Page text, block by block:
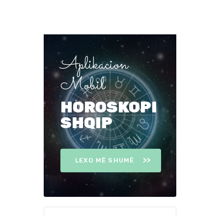
Aplikacion
Mobil
HOROSKOPI
SHQIP
LEXO MË SHUMË